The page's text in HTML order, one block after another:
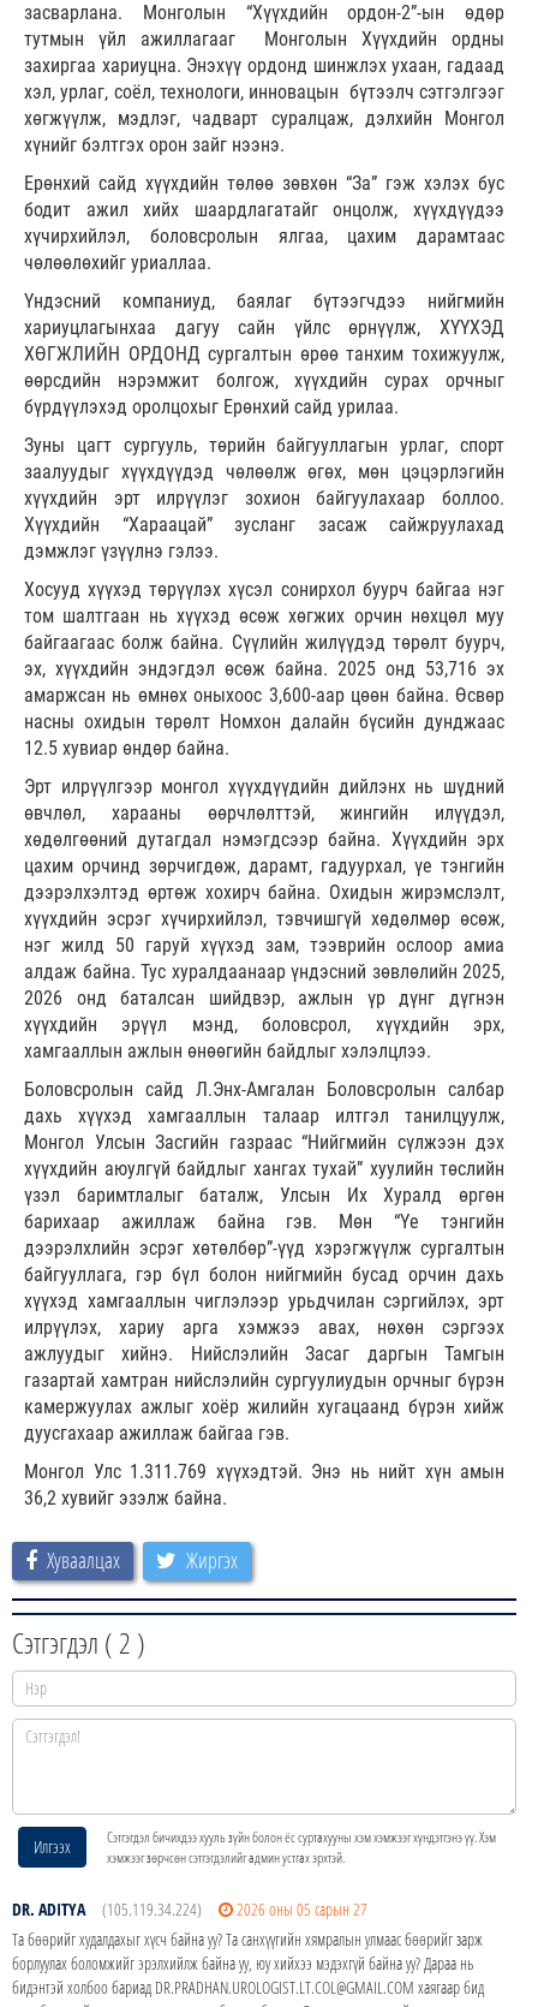
засварлана. Монголын “Хүүхдийн ордон-2”-ын өдөр
тутмын үйл ажиллагааг Монголын Хүүхдийн ордны
захиргаа хариуцна. Энэхүү ордонд шинжлэх ухаан, гадаад
хэл, урлаг, соёл, технологи, инновацын бүтээлч сэтгэлгээг
хөгжүүлж, мэдлэг, чадварт суралцаж, дэлхийн Монгол
хүнийг бэлтгэх орон зайг нээнэ.
Ерөнхий сайд хүүхдийн төлөө зөвхөн “За” гэж хэлэх бус
бодит ажил хийх шаардлагатайг онцолж, хүүхдүүдээ
хүчирхийлэл, боловсролын ялгаа, цахим дарамтаас
чөлөөлөхийг уриаллаа.
Үндэсний компаниуд, баялаг бүтээгчдээ нийгмийн
хариуцлагынхаа дагуу сайн үйлс өрнүүлж, ХҮҮХЭД
ХӨГЖЛИЙН ОРДОНД сургалтын өрөө танхим тохижуулж,
өөрсдийн нэрэмжит болгож, хүүхдийн сурах орчныг
бүрдүүлэхэд оролцохыг Ерөнхий сайд урилаа.
Зуны цагт сургууль, төрийн байгууллагын урлаг, спорт
заалуудыг хүүхдүүдэд чөлөөлж өгөх, мөн цэцэрлэгийн
хүүхдийн эрт илрүүлэг зохион байгуулахаар боллоо.
Хүүхдийн “Хараацай” зусланг засаж сайжруулахад
дэмжлэг үзүүлнэ гэлээ.
Хосууд хүүхэд төрүүлэх хүсэл сонирхол буурч байгаа нэг
том шалтгаан нь хүүхэд өсөж хөгжих орчин нөхцөл муу
байгаагаас болж байна. Сүүлийн жилүүдэд төрөлт буурч,
эх, хүүхдийн эндэгдэл өсөж байна. 2025 онд 53,716 эх
амаржсан нь өмнөх оныхоос 3,600-аар цөөн байна. Өсвөр
насны охидын төрөлт Номхон далайн бүсийн дунджаас
12.5 хувиар өндөр байна.
Эрт илрүүлгээр монгол хүүхдүүдийн дийлэнх нь шүдний
өвчлөл, харааны өөрчлөлттэй, жингийн илүүдэл,
хөдөлгөөний дутагдал нэмэгдсээр байна. Хүүхдийн эрх
цахим орчинд зөрчигдөж, дарамт, гадуурхал, үе тэнгийн
дээрэлхэлтэд өртөж хохирч байна. Охидын жирэмслэлт,
хүүхдийн эсрэг хүчирхийлэл, тэвчишгүй хөдөлмөр өсөж,
нэг жилд 50 гаруй хүүхэд зам, тээврийн ослоор амиа
алдаж байна. Тус хуралдаанаар үндэсний зөвлөлийн 2025,
2026 онд баталсан шийдвэр, ажлын үр дүнг дүгнэн
хүүхдийн эрүүл мэнд, боловсрол, хүүхдийн эрх,
хамгааллын ажлын өнөөгийн байдлыг хэлэлцлээ.
Боловсролын сайд Л.Энх-Амгалан Боловсролын салбар
дахь хүүхэд хамгааллын талаар илтгэл танилцуулж,
Монгол Улсын Засгийн газраас “Нийгмийн сүлжээн дэх
хүүхдийн аюулгүй байдлыг хангах тухай” хуулийн төслийн
үзэл баримтлалыг баталж, Улсын Их Хуралд өргөн
барихаар ажиллаж байна гэв. Мөн “Үе тэнгийн
дээрэлхлийн эсрэг хөтөлбөр”-үүд хэрэгжүүлж сургалтын
байгууллага, гэр бүл болон нийгмийн бусад орчин дахь
хүүхэд хамгааллын чиглэлээр урьдчилан сэргийлэх, эрт
илрүүлэх, хариу арга хэмжээ авах, нөхөн сэргээх
ажлуудыг хийнэ. Нийслэлийн Засаг даргын Тамгын
газартай хамтран нийслэлийн сургуулиудын орчныг бүрэн
камержуулах ажлыг хоёр жилийн хугацаанд бүрэн хийж
дуусгахаар ажиллаж байгаа гэв.
Монгол Улс 1.311.769 хүүхэдтэй. Энэ нь нийт хүн амын
36,2 хувийг эзэлж байна.
Хуваалцах Жиргэх
Сэтгэгдэл (2 )
Илгээх
Сэтгэгдэл бичихдээ хууль зүйн болон ёс суртахууны хэм хэмжээг хүндэтгэнэ үү. Хэм
хэмжээг зөрчсөн сэтгэгдэлийг админ устгах эрхтэй.
DR. ADITYA (105.119.34.224)
2026 оны 05 сарын 27
Та бөөрийг худалдахыг хүсч байна уу? Та санхүүгийн хямралын улмаас бөөрийг зарж
борлуулах боломжийг эрэлхийлж байна уу, юу хийхээ мэдэхгүй байна уу? Дараа нь
бидэнтэй холбоо бариад DR.PRADHAN.UROLOGIST.LT.COL@GMAIL.COM хаягаар бид